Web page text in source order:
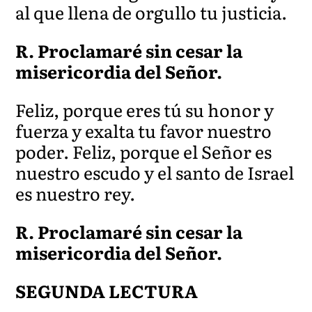
al que llena de orgullo tu justicia.
R. Proclamaré sin cesar la
misericordia del Señor.
Feliz, porque eres tú su honor y
fuerza y exalta tu favor nuestro
poder. Feliz, porque el Señor es
nuestro escudo y el santo de Israel
es nuestro rey.
R. Proclamaré sin cesar la
misericordia del Señor.
SEGUNDA LECTURA